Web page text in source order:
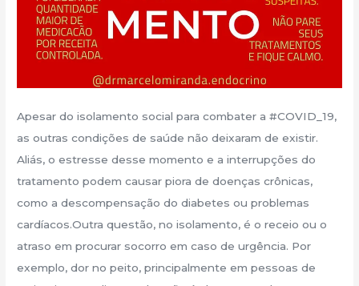
Apesar do isolamento social para combater a #COVID_19,
as outras condições de saúde não deixaram de existir.
Aliás, o estresse desse momento e a interrupções do
tratamento podem causar piora de doenças crônicas,
como a descompensação do diabetes ou problemas
cardíacos.Outra questão, no isolamento, é o receio ou o
atraso em procurar socorro em caso de urgência. Por
exemplo, dor no peito, principalmente em pessoas de